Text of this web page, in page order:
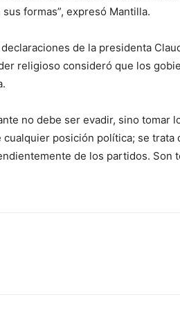
formas”, expresó Mantilla.
de la presidenta
religioso consideró que los
no debe ser evadir, sino tomar
cualquier posición política; se trata
de los partidos. Son